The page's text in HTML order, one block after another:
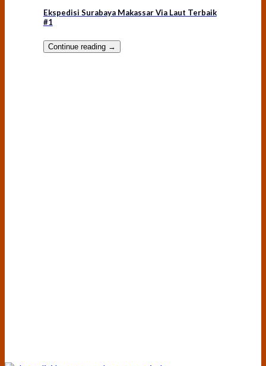
Ekspedisi Surabaya Makassar Via Laut Terbaik
#1
Continue reading →